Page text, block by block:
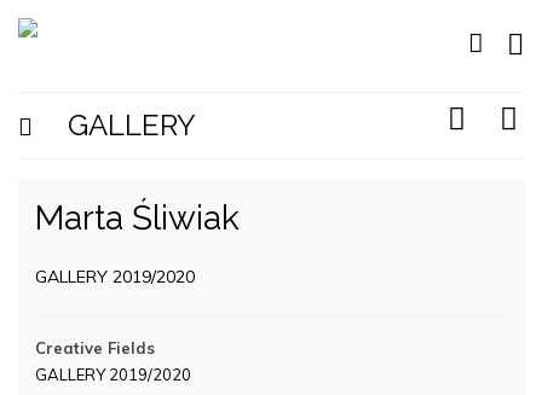
GALLERY
Marta Śliwiak
GALLERY 2019/2020
Creative Fields
GALLERY 2019/2020